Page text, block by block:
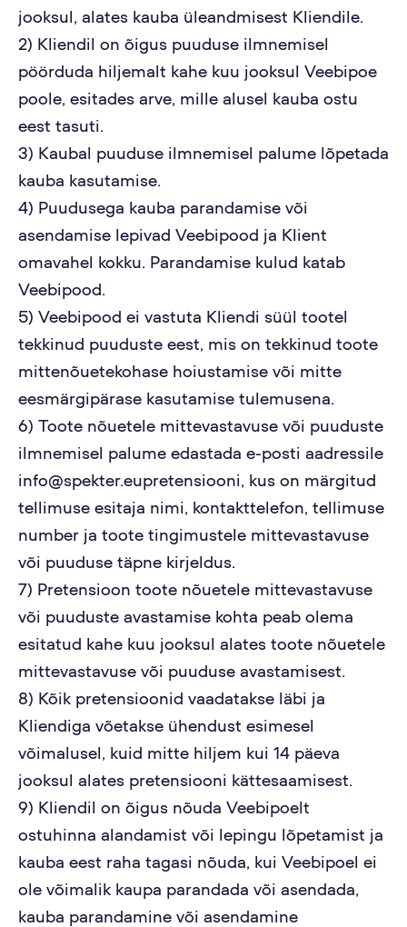
jooksul, alates kauba üleandmisest Kliendile.
2) Kliendil on õigus puuduse ilmnemisel
pöörduda hiljemalt kahe kuu jooksul Veebipoe
poole, esitades arve, mille alusel kauba ostu
eest tasuti.
3) Kaubal puuduse ilmnemisel palume lõpetada
kauba kasutamise.
4) Puudusega kauba parandamise või
asendamise lepivad Veebipood ja Klient
omavahel kokku. Parandamise kulud katab
Veebipood.
5) Veebipood ei vastuta Kliendi süül tootel
tekkinud puuduste eest, mis on tekkinud toote
mittenõuetekohase hoiustamise või mitte
eesmärgipärase kasutamise tulemusena.
6) Toote nõuetele mittevastavuse või puuduste
ilmnemisel palume edastada e-posti aadressile
info@spekter.eupretensiooni, kus on märgitud
tellimuse esitaja nimi, kontakttelefon, tellimuse
number ja toote tingimustele mittevastavuse
või puuduse täpne kirjeldus.
7) Pretensioon toote nõuetele mittevastavuse
või puuduste avastamise kohta peab olema
esitatud kahe kuu jooksul alates toote nõuetele
mittevastavuse või puuduse avastamisest.
8) Kõik pretensioonid vaadatakse läbi ja
Kliendiga võetakse ühendust esimesel
võimalusel, kuid mitte hiljem kui 14 päeva
jooksul alates pretensiooni kättesaamisest.
9) Kliendil on õigus nõuda Veebipoelt
ostuhinna alandamist või lepingu lõpetamist ja
kauba eest raha tagasi nõuda, kui Veebipoel ei
ole võimalik kaupa parandada või asendada,
kauba parandamine või asendamine